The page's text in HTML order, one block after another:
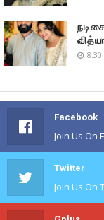
8:30
Facebook
Join Us On
Twitter
Join Us On